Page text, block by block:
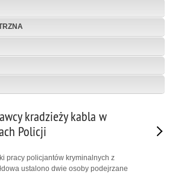
kradzieży kabla w
Policji
pracy policjantów kryminalnych z
ustalono dwie osoby podejrzane